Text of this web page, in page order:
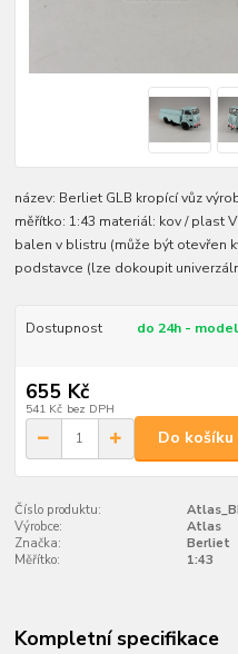
název: Berliet GLB kropící vůz
měřítko: 1:43 materiál: kov / plast
balen v blistru (může být otevřen
podstavce (lze dokoupit
Dostupnost do 24h -
655 Kč
541 Kč bez DPH
Do košíku
Číslo produktu:
Výrobce:
Atlas
Značka:
Berliet
Měřítko:
1:43
Kompletní specifikace